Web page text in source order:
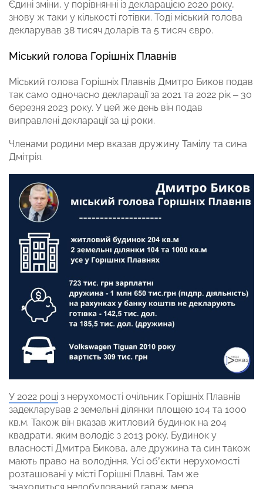
Єдині зміни, у порівнянні із декларацією 2020 року,
знову ж таки у кількості готівки. Тоді міський голова
декларував 38 тисяч доларів та 5 тисяч євро.
Міський голова Горішніх Плавнів
Міський голова Горішніх Плавнів Дмитро Биков подав
так само одночасно декларації за 2021 та 2022 рік – 30
березня 2023 року. У цей же день він подав
виправлені декларації за ці роки.
Членами родини мер вказав дружину Тамілу та сина
Дмітрія.
У 2022 році з нерухомості очільник Горішніх Плавнів
задекларував 2 земельні ділянки площею 104 та 1000
кв.м. Також він вказав житловий будинок на 204
квадрати, яким володіє з 2013 року. Будинок у
власності Дмитра Бикова, але дружина та син також
мають право на володіння. Усі об’єкти нерухомості
розташовані у місті Горішні Плавні. Там же
знаходиться недобудований гараж мера.